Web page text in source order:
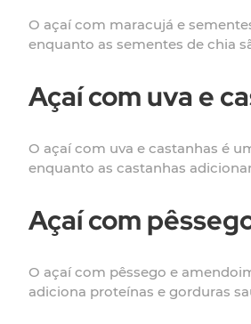
O açaí com maracujá e
enquanto as sementes de chia
Açaí com uva e
O açaí com uva e castanhas é
enquanto as castanhas
Açaí com
O açaí com pêssego e
adiciona proteínas e gorduras